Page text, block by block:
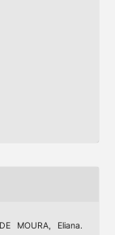
MOURA, Eliana.